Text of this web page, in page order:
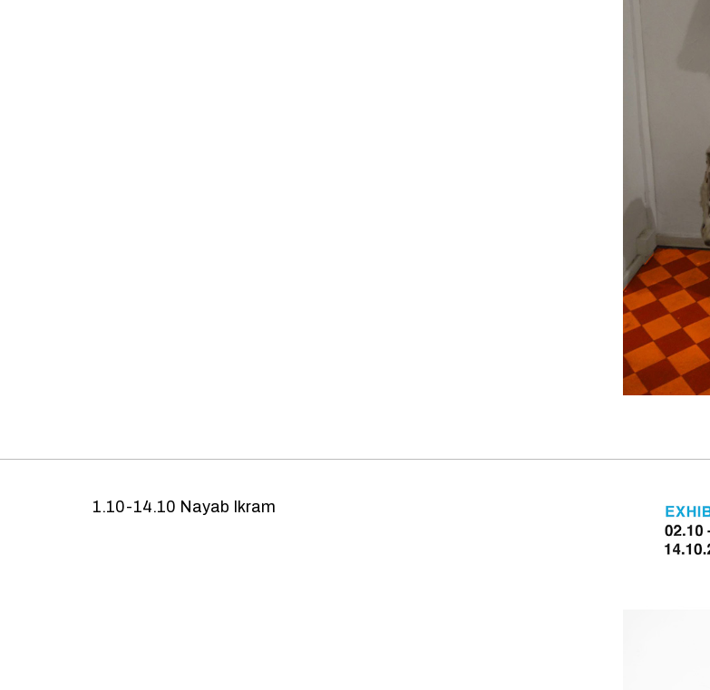
1.10-14.10 Nayab Ikram